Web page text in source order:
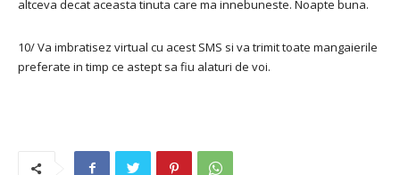
altceva decat aceasta tinuta care ma innebuneste. Noapte buna.
10/ Va imbratisez virtual cu acest SMS si va trimit toate mangaierile
preferate in timp ce astept sa fiu alaturi de voi.